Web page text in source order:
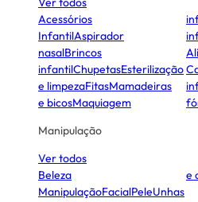
Acessórios
InfantilAspirador
nasalBrincos
infantilChupetasEsterilização
e limpezaFitasMamadeiras
e bicosMaquiagem
Manipulação
Ver todos
Beleza
ManipulaçãoFacialPeleUnhas
e